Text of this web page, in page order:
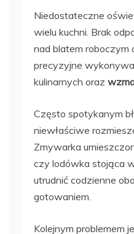
Niedostateczne
wielu kuchni. Brak
nad blatem roboczym
precyzyjne
kulinarnych oraz
Często spotykanym
niewłaściwe
Zmywarka
czy lodówka stojąca
utrudnić codzienne
gotowaniem.
Kolejnym problemem